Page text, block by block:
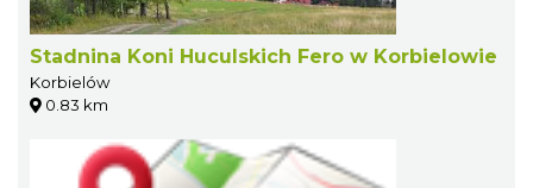
Stadnina Koni Huculskich Fero w Korbielowie
Korbielów
0.83 km